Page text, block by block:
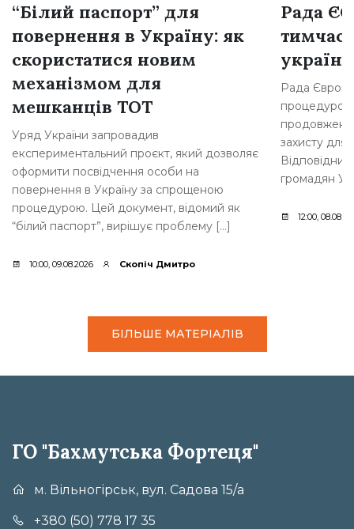
“Білий паспорт” для
повернення в Україну: як
скористатися новим
механізмом для
мешканців ТОТ
Уряд України запровадив
експериментальний проєкт, який дозволяє
оформити посвідчення особи на
повернення в Україну за спрощеною
процедурою. Цей документ, відомий як
“білий паспорт”, вирішує проблему […]
10:00, 09.08.2026 Скопіч Дмитро
Рада
Рада
процедурою
захисту для
громадян
12:00,
БІЛЬШЕ МАТЕРІАЛІВ
ГО "Бахмутська Фортеця"
м. Вільногірськ, вул. Садова 15/а
+380 (50) 778 17 35